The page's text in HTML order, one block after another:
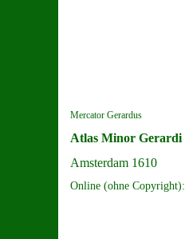
Mercator Gerardus
Atlas Minor Gerardi
Amsterdam 1610
Online (ohne